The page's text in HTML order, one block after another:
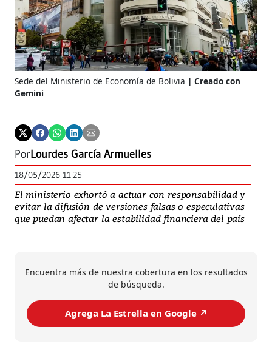
Sede del Ministerio de Economía de Bolivia
Creado con
Gemini
PorLourdes García Armuelles
18/05/2026 11:25
El ministerio exhortó a actuar con responsabilidad y
evitar la difusión de versiones falsas o especulativas
que puedan afectar la estabilidad financiera del país
Encuentra más de nuestra cobertura en los resultados
de búsqueda.
Agrega La Estrella en Google ↗️